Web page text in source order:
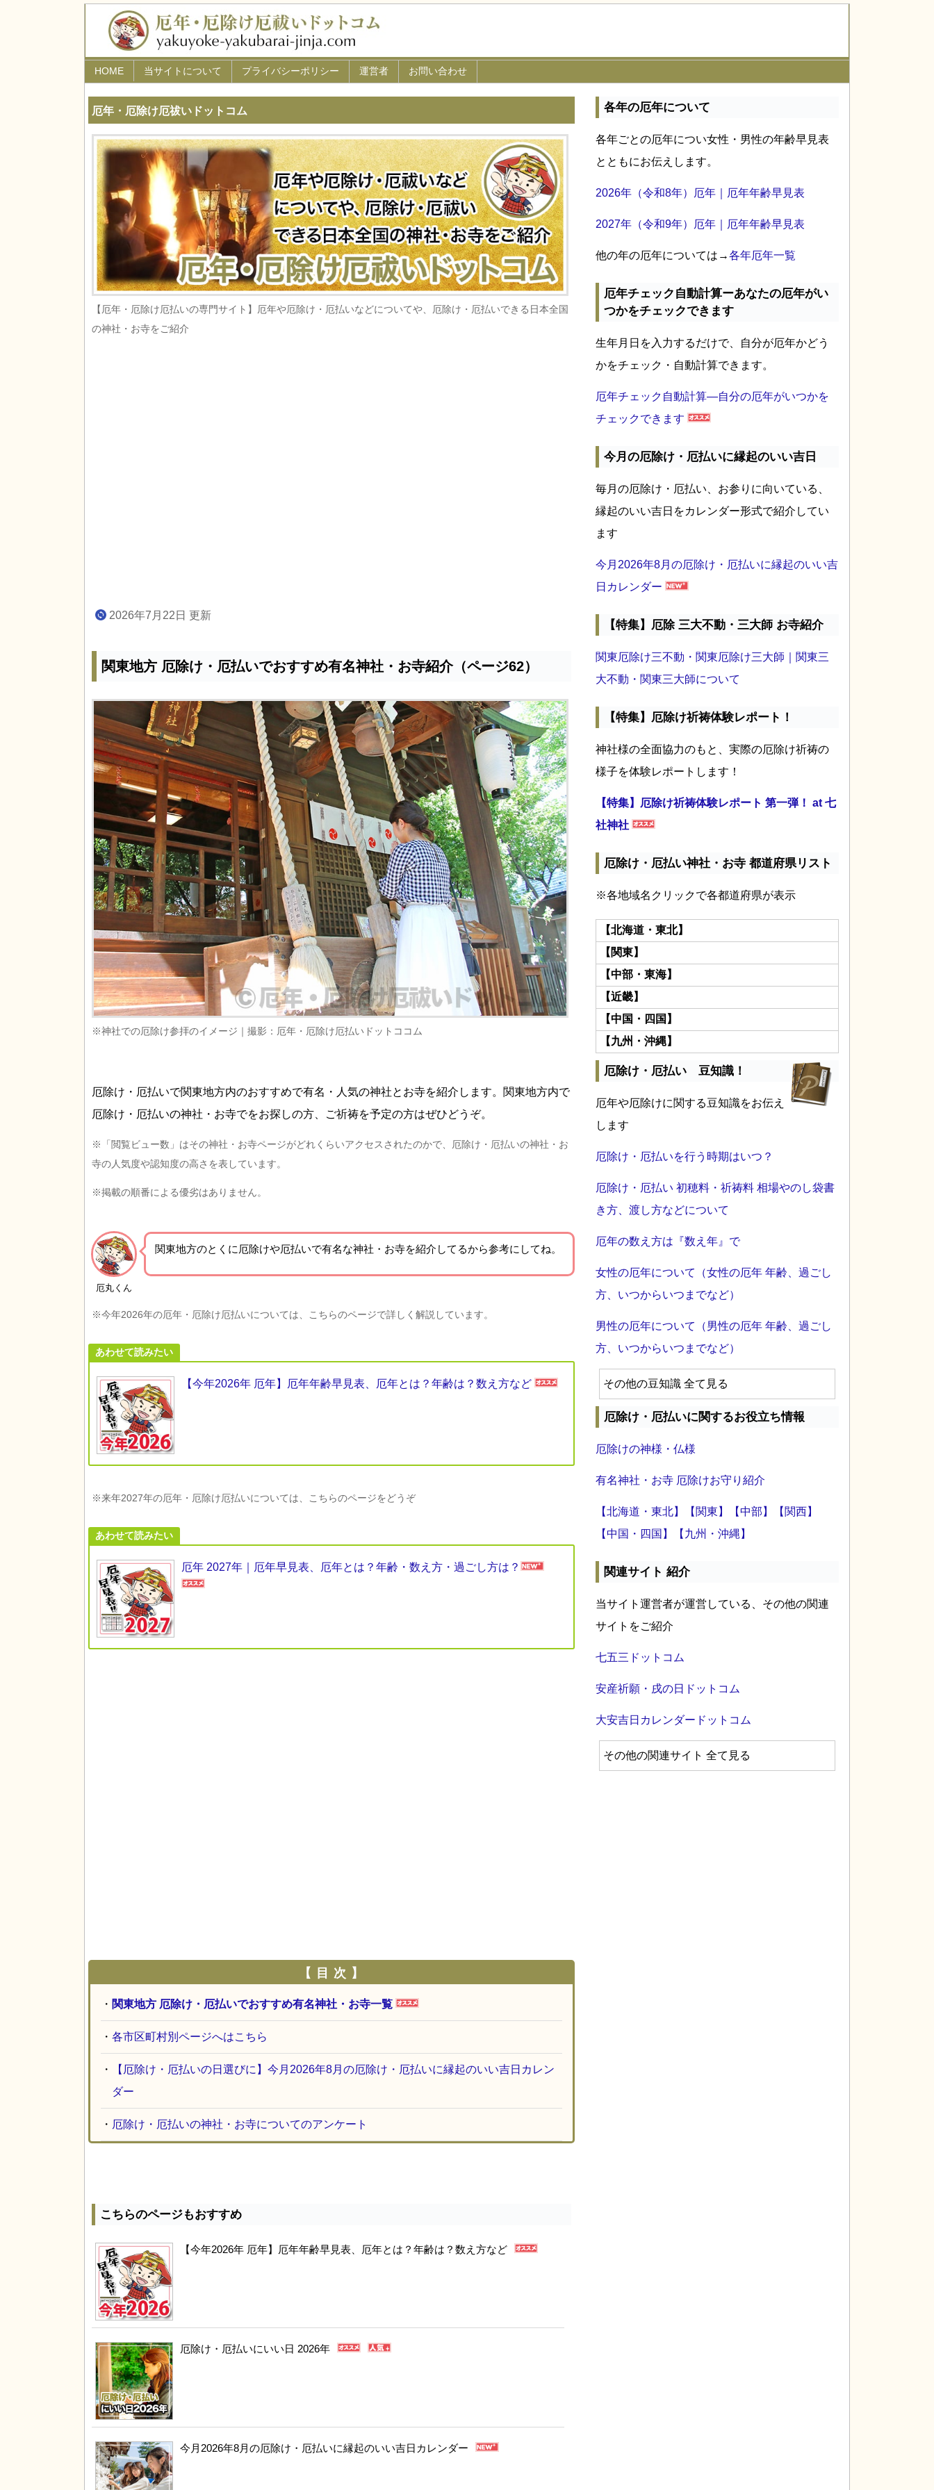
厄年・厄除け厄祓いドットコム
【厄年・厄除け厄払いの専門サイト】厄年や厄除け・厄払いなどについてや、厄除け・厄払いできる日本全国
の神社・お寺をご紹介
2026年7月22日 更新
関東地方 厄除け・厄払いでおすすめ有名神社・お寺紹介（ページ62）
※神社での厄除け参拝のイメージ｜撮影：厄年・厄除け厄払いドットココム
厄除け・厄払いで関東地方内のおすすめで有名・人気の神社とお寺を紹介します。関東地方内で
厄除け・厄払いの神社・お寺でをお探しの方、ご祈祷を予定の方はぜひどうぞ。
※「閲覧ビュー数」はその神社・お寺ページがどれくらいアクセスされたのかで、厄除け・厄払いの神社・お
寺の人気度や認知度の高さを表しています。
※掲載の順番による優劣はありません。
厄丸くん
関東地方のとくに厄除けや厄払いで有名な神社・お寺を紹介 してるから参考にしてね。
※今年2026年の厄年・厄除け厄払いについては、こちらのページで詳しく解説しています。
あわせて読みたい
【今年2026年 厄年】厄年年齢早見表、厄年とは？年齢は？数え方など
※来年2027年の厄年・厄除け厄払いについては、こちらのページをどうぞ
あわせて読みたい
厄年 2027年｜厄年早見表、厄年とは？年齢・数え方・過ごし方は？
【 目 次 】
・ 関東地方 厄除け・厄払いでおすすめ有名神社・お寺一覧
・ 各市区町村別ページへはこちら
・
【厄除け・厄払いの日選びに】今月2026年8月の厄除け・厄払いに縁起のいい吉日カレン
ダー
・ 厄除け・厄払いの神社・お寺についてのアンケート
こちらのページもおすすめ
【今年2026年 厄年】厄年年齢早見表、厄年とは？年齢は？数え方など
厄除け・厄払いにいい日 2026年
今月2026年8月の厄除け・厄払いに縁起のいい吉日カレンダー
各年の厄年について
各年ごとの厄年につい女性・男性の年齢早見表
とともにお伝えします。
2026年（令和8年）厄年｜厄年年齢早見表
2027年（令和9年）厄年｜厄年年齢早見表
他の年の厄年については→各年厄年一覧
厄年チェック自動計算ーあなたの厄年がい
つかをチェックできます
生年月日を入力するだけで、自分が厄年かどう
かをチェック・自動計算できます。
厄年チェック自動計算―自分の厄年がいつかを
チェックできます
今月の厄除け・厄払いに縁起のいい吉日
毎月の厄除け・厄払い、お参りに向いている、
縁起のいい吉日をカレンダー形式で紹介してい
ます
今月2026年8月の厄除け・厄払いに縁起のいい吉
日カレンダー
【特集】厄除 三大不動・三大師 お寺紹介
関東厄除け三不動・関東厄除け三大師｜関東三
大不動・関東三大師について
【特集】厄除け祈祷体験レポート！
神社様の全面協力のもと、実際の厄除け祈祷の
様子を体験レポートします！
【特集】厄除け祈祷体験レポート 第一弾！ at 七
社神社
厄除け・厄払い神社・お寺 都道府県リスト
※各地域名クリックで各都道府県が表示
【北海道・東北】
【関東】
【中部・東海】
【近畿】
【中国・四国】
【九州・沖縄】
厄除け・厄払い 豆知識！
厄年や厄除けに関する豆知識をお伝え
します
厄除け・厄払いを行う時期はいつ？
厄除け・厄払い 初穂料・祈祷料 相場やのし袋書
き方、渡し方などについて
厄年の数え方は『数え年』で
女性の厄年について（女性の厄年 年齢、過ごし
方、いつからいつまでなど）
男性の厄年について（男性の厄年 年齢、過ごし
方、いつからいつまでなど）
その他の豆知識 全て見る
厄除け・厄払いに関するお役立ち情報
厄除けの神様・仏様
有名神社・お寺 厄除けお守り紹介
【北海道・東北】 【関東】 【中部】
【関西】
【中国・四国】
【九州・沖縄】
関連サイト 紹介
当サイト運営者が運営している、その他の関連
サイトをご紹介
七五三ドットコム
安産祈願・戌の日ドットコム
大安吉日カレンダードットコム
その他の関連サイト 全て見る
HOME 当サイトについて プライバシーポリシー 運営者 お問い合わせ